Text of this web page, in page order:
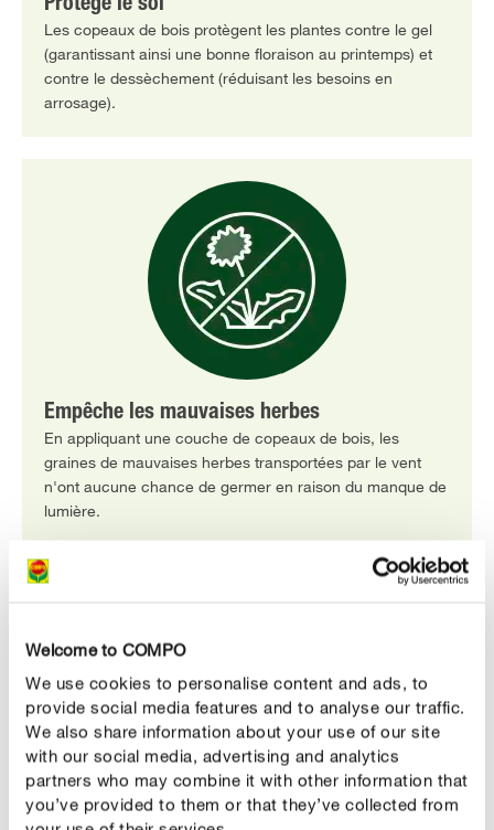
Welcome to COMPO
We use cookies to personalise content and ads, to
provide social media features and to analyse our traffic.
We also share information about your use of our site
with our social media, advertising and analytics
partners who may combine it with other information that
you’ve provided to them or that they’ve collected from
Protège le sol
Les copeaux de bois protègent les plantes contre le gel
(garantissant ainsi une bonne floraison au printemps) et
contre le dessèchement (réduisant les besoins en
arrosage).
Empêche les mauvaises herbes
En appliquant une couche de copeaux de bois, les
graines de mauvaises herbes transportées par le vent
n'ont aucune chance de germer en raison du manque de
lumière.
UTILISATION
DES QUESTIONS ? DEMANDEZ-NOUS !